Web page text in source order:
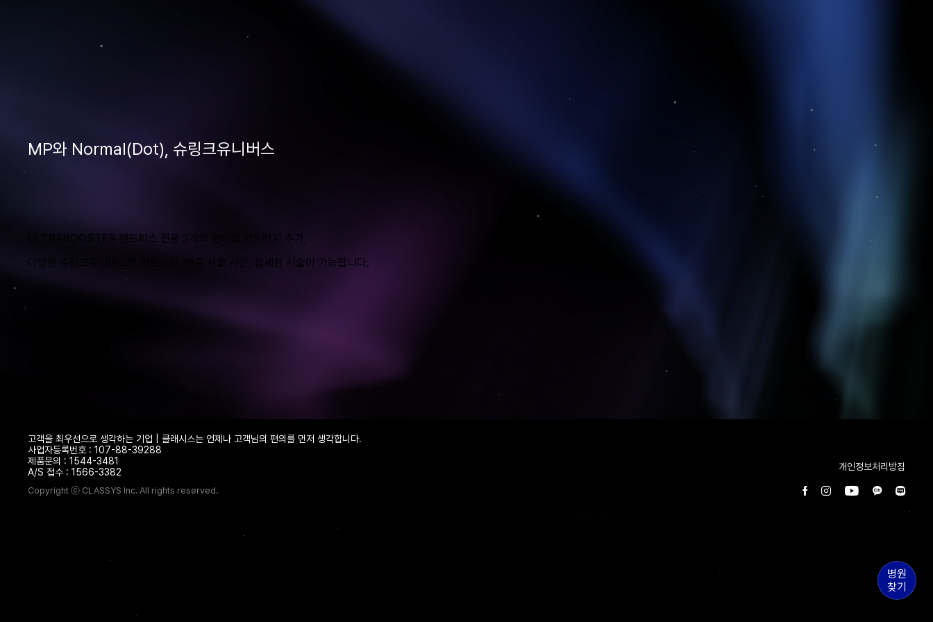
MP와 Normal(Dot), 슈링크유니버스
ULTRABOOSTER 핸드피스 전용 3개의 펜타입 카트리지 추가,
다양한 슈링크유니버스의 카트리지, 빠른 시술 시간, 섬세한 시술이 가능합니다.
고객을 최우선으로 생각하는 기업 | 클래시스는 언제나 고객님의 편의를 먼저 생각합니다.
사업자등록번호 : 107-88-39288
제품문의 : 1544-3481
A/S 접수 : 1566-3382
Copyright ⓒ CLASSYS Inc. All rights reserved.
개인정보처리방침
병원
찾기